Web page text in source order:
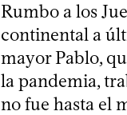
Rumbo a los
continental a
mayor Pablo,
la pandemia,
no fue hasta el